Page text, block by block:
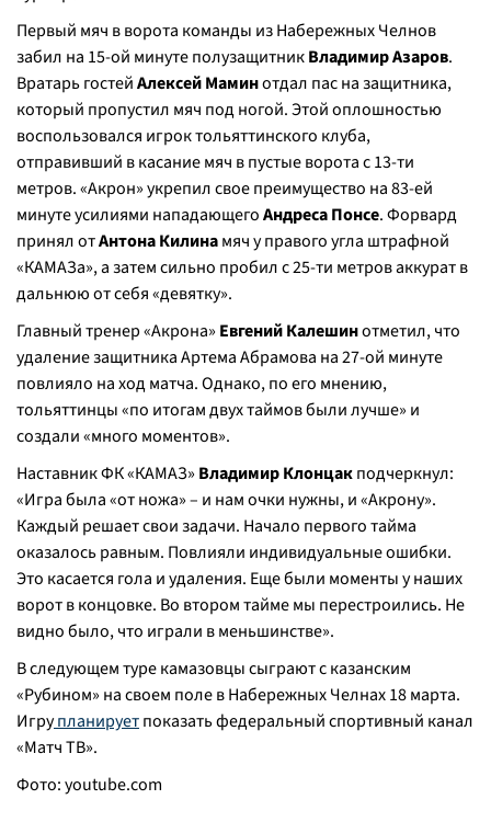
Первый мяч в ворота команды из Набережных Челнов
забил на 15-ой минуте полузащитникВладимир Азаров.
Вратарь гостейАлексей Маминотдал пас на защитника,
который пропустил мяч под ногой. Этой оплошностью
воспользовался игрок тольяттинского клуба,
отправивший в касание мяч в пустые ворота с 13-ти
метров. «Акрон» укрепил свое преимущество на 83-ей
минуте усилиями нападающегоАндреса Понсе. Форвард
принял отАнтона Килинамяч у правого угла штрафной
«КАМАЗа», а затем сильно пробил с 25-ти метров аккурат в
дальнюю от себя «девятку».
Главный тренер «Акрона» Евгений Калешинотметил, что
удаление защитника Артема Абрамова на 27-ой минуте
повлияло на ход матча. Однако, по его мнению,
тольяттинцы «по итогам двух таймов были лучше» и
создали «много моментов».
Наставник ФК «КАМАЗ» Владимир Клонцакподчеркнул:
«Игра была «от ножа» – и нам очки нужны, и «Акрону».
Каждый решает свои задачи. Начало первого тайма
оказалось равным. Повлияли индивидуальные ошибки.
Это касается гола и удаления. Еще были моменты у наших
ворот в концовке. Во втором тайме мы перестроились. Не
видно было, что играли в меньшинстве».
В следующем туре камазовцы сыграют с казанским
«Рубином» на своем поле в Набережных Челнах 18 марта.
Игрупланируетпоказать федеральный спортивный канал
«Матч ТВ».
Фото:youtube.com